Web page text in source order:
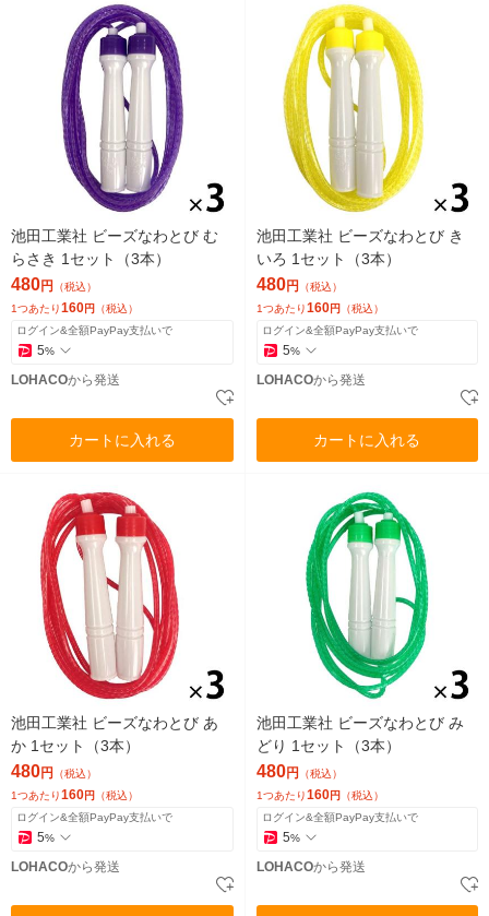
池田工業社 ビーズなわとび む
らさき 1セット（3本）
480円 （税込）
1つあたり160円 （税込）
ログイン&全額PayPay支払いで
5%
LOHACOから発送
カートに入れる
池田工業社 ビーズなわとび き
いろ 1セット（3本）
480円 （税込）
1つあたり160円 （税込）
ログイン&全額PayPay支払いで
5%
LOHACOから発送
カートに入れる
池田工業社 ビーズなわとび あ
か 1セット（3本）
480円
（税込）
1つあたり160円 （税込）
ログイン&全額PayPay支払いで
5%
LOHACOから発送
池田工業社 ビーズなわとび み
どり 1セット（3本）
480円
（税込）
1つあたり160円 （税込）
ログイン&全額PayPay支払いで
5%
LOHACOから発送